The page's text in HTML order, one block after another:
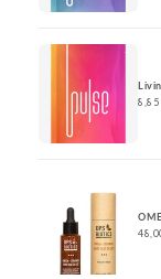
8,85